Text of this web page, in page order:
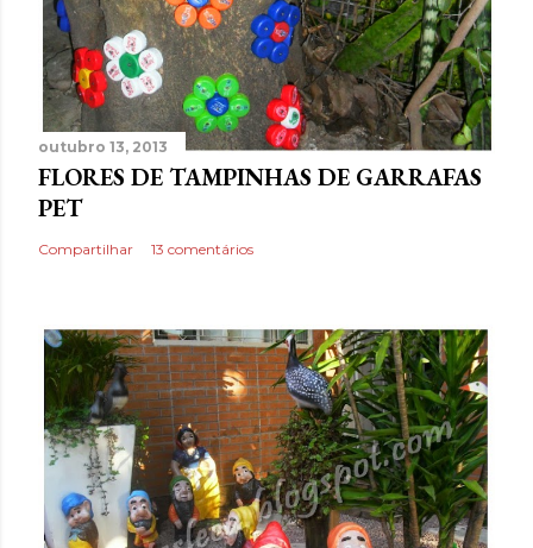
outubro 13, 2013
FLORES DE TAMPINHAS DE GARRAFAS
PET
Compartilhar 13 comentários